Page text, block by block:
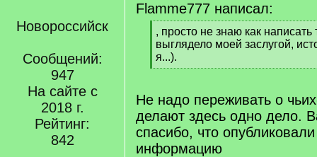
Новороссийск
Сообщений:
947
На сайте с
2018 г.
Рейтинг:
842
Flamme777 написал:
q
]
, просто не знаю как написать
выглядело моей заслугой,
я...).
[
q
Не надо переживать о
делают здесь одно дело.
спасибо, что
информацию